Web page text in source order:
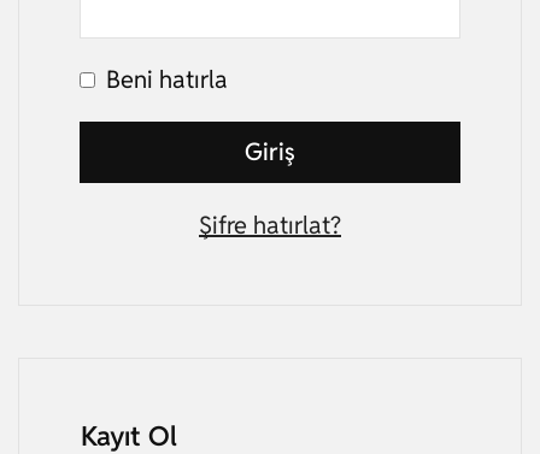
Beni hatırla
Giriş
Şifre hatırlat?
Kayıt Ol